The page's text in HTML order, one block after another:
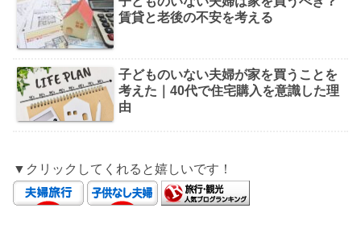
賃貸と老後の不安を考える
子どものいない夫婦が家を買うことを
考えた｜40代で住宅購入を意識した理
由
▼クリックしてくれると嬉しいです！